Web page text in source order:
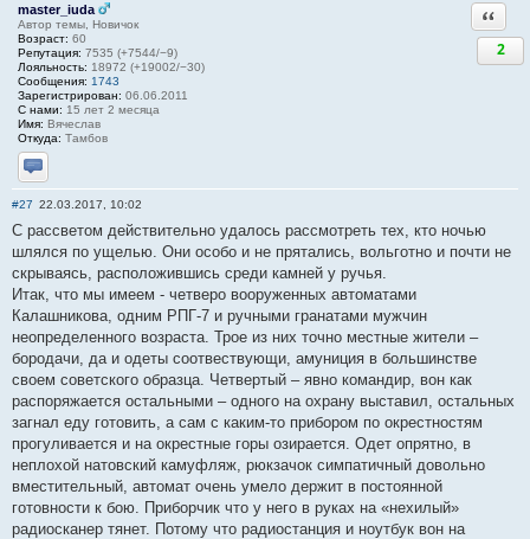
master_iuda
Автор темы, Новичок
Возраст: 60
Репутация: 7535 (+7544/−9)
Лояльность: 18972 (+19002/−30)
Сообщения: 1743
Зарегистрирован: 06.06.2011
С нами: 15 лет 2 месяца
Имя: Вячеслав
Откуда: Тамбов
Отправить личное сообщение
2
#27 22.03.2017, 10:02
С рассветом действительно удалось рассмотреть тех, кто ночью
шлялся по ущелью. Они особо и не прятались, вольготно и почти не
скрываясь, расположившись среди камней у ручья.
Итак, что мы имеем - четверо вооруженных автоматами
Калашникова, одним РПГ-7 и ручными гранатами мужчин
неопределенного возраста. Трое из них точно местные жители –
бородачи, да и одеты соотвествующи, амуниция в большинстве
своем советского образца. Четвертый – явно командир, вон как
распоряжается остальными – одного на охрану выставил, остальных
загнал еду готовить, а сам с каким-то прибором по окрестностям
прогуливается и на окрестные горы озирается. Одет опрятно, в
неплохой натовский камуфляж, рюкзачок симпатичный довольно
вместительный, автомат очень умело держит в постоянной
готовности к бою. Приборчик что у него в руках на «нехилый»
радиосканер тянет. Потому что радиостанция и ноутбук вон на